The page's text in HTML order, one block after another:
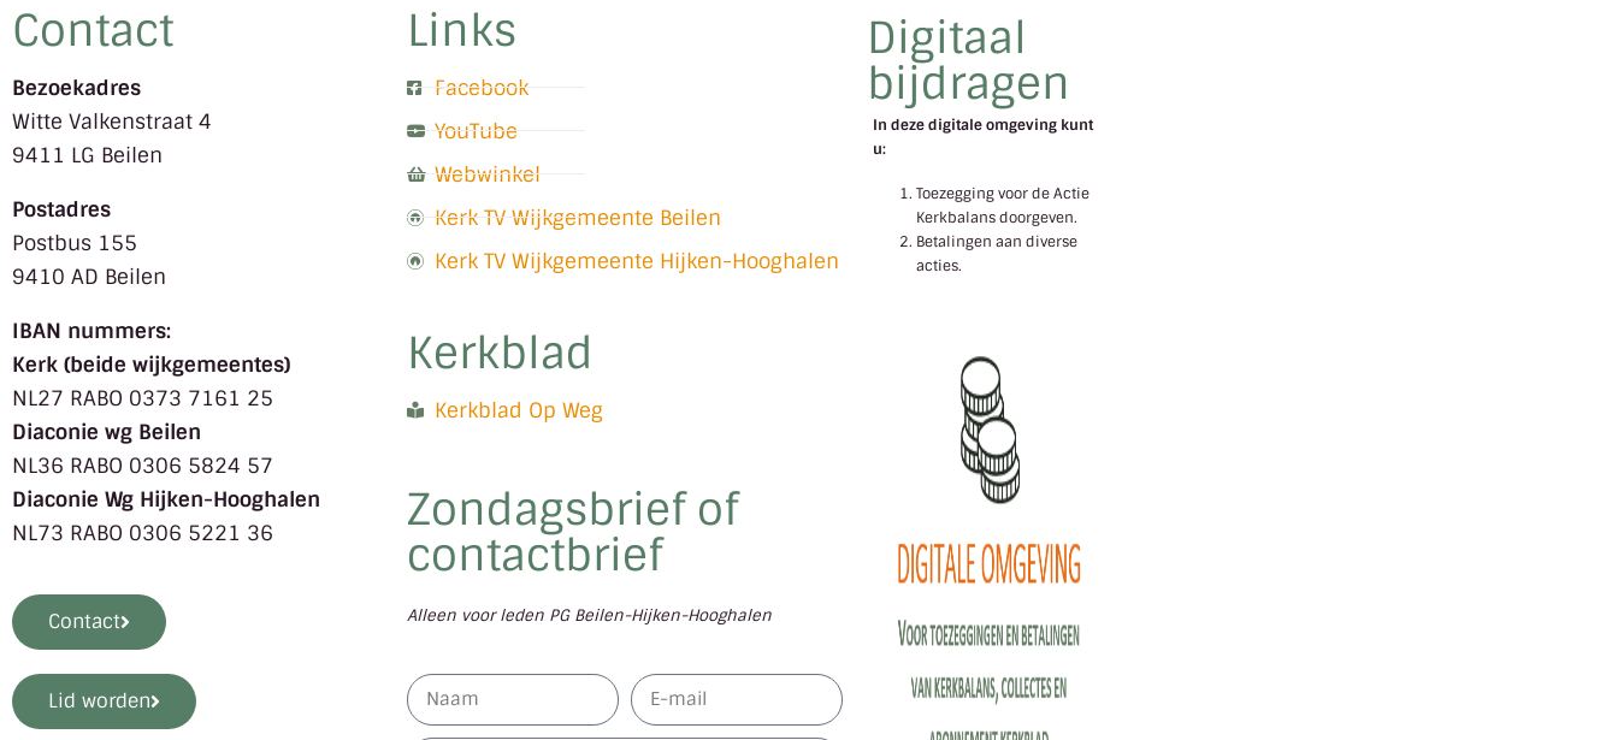
Contact
Bezoekadres
Witte Valkenstraat 4
9411 LG Beilen
Postadres
Postbus 155
9410 AD Beilen
IBAN nummers:
Kerk (beide wijkgemeentes)
NL27 RABO 0373 7161 25
Diaconie wg Beilen
NL36 RABO 0306 5824 57
Diaconie Wg Hijken-Hooghalen
NL73 RABO 0306 5221 36
Contact
Lid worden
Digitaal
bijdragen
In deze digitale omgeving kunt
u:
Toezegging voor de Actie
Kerkbalans doorgeven.
Betalingen aan diverse
acties.
Links
Facebook
YouTube
Webwinkel
Kerk TV Wijkgemeente Beilen
Kerk TV Wijkgemeente Hijken-Hooghalen
Kerkblad
Kerkblad Op Weg
Zondagsbrief of
contactbrief
Alleen voor leden PG Beilen-Hijken-Hooghalen